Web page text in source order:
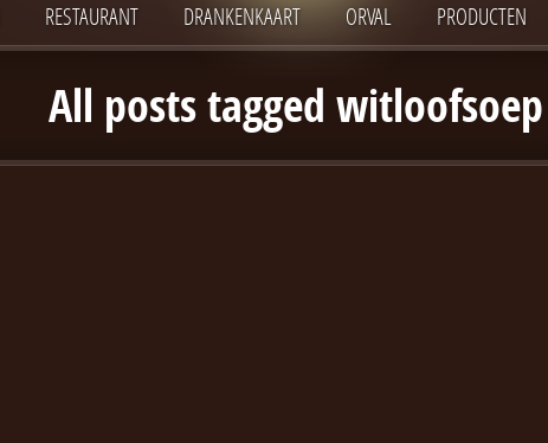
RESTAURANT DRANKENKAART ORVAL PRODUCTEN
All posts tagged witloofsoep